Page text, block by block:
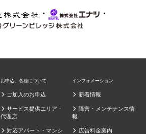
・
・
お申込、各種について
ご加入のお申込
サービス提供エリア・
代理店
対応アパート・マンシ
インフォメーション
新着情報
障害・メンテナンス情
報
広告料金案内